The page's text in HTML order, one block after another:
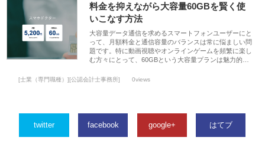
料金を抑えながら大容量60GBを賢く使
いこなす方法
大容量データ通信を求めるスマートフォンユーザーにと
って、月額料金と通信容量のバランスは常に悩ましい問
題です。特に動画視聴やオンラインゲームを頻繁に楽し
む方々にとって、60GBという大容量プランは魅力的…
[士業（専門職種）][公認会計士事務所] 0views
twitter facebook google+ はてブ